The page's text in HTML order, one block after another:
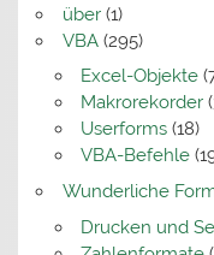
über(1)
VBA(295)
Excel-Objekte
Makrorekorder
Userforms(18)
VBA-Befehle
Wunderliche
Drucken und